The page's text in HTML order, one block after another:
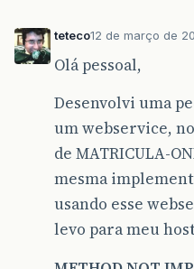
teteco12 de março de
Olá pessoal,
Desenvolvi uma
um webservice,
de MATRICULA-
mesma
usando esse
levo para meu